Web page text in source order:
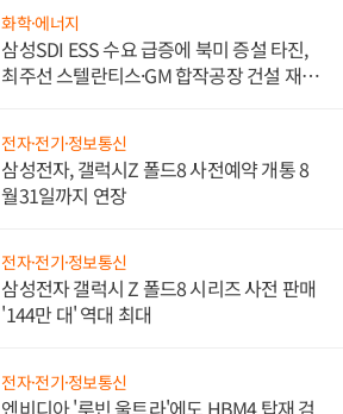
화학·에너지
삼성SDI ESS 수요 급증에 북미 증설 타진,
최주선 스텔란티스·GM 합작공장 건설 재추
전자·전기·정보통신
삼성전자, 갤럭시Z 폴드8 사전예약 개통 8
월31일까지 연장
전자·전기·정보통신
삼성전자 갤럭시 Z 폴드8 시리즈 사전 판매
'144만 대' 역대 최대
전자·전기·정보통신
엔비디아 '루빈 울트라'에도 HBM4 탑재 검